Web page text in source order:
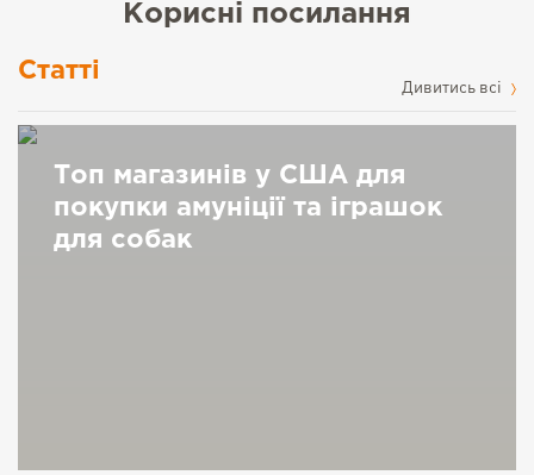
Корисні посилання
Статті
Дивитись всі
Топ магазинів у США для
покупки амуніції та іграшок
для собак